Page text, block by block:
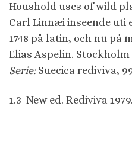
Houshold uses of wild
Carl Linnæi inseende uti
1748 på latin, och nu på
Elias Aspelin. Stockholm
Serie: Suecica rediviva,
1.3 New ed. Rediviva